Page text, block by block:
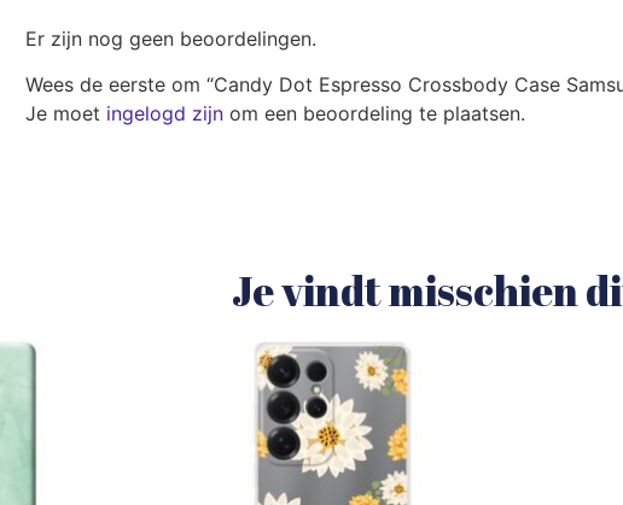
Er zijn nog geen beoordelingen.
Wees de eerste om “Candy Dot Espresso Crossbody Case
Je moet ingelogd zijn om een beoordeling te plaatsen.
Je vindt misschien